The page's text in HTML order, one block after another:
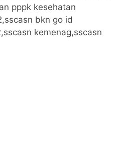
pppk kesehatan
bkn go id
kemenag,sscasn